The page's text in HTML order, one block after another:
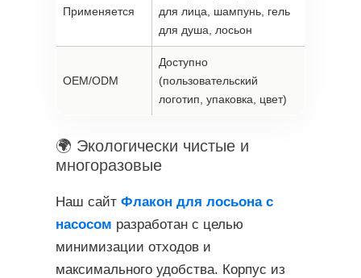
Применяется
для лица, шампунь, гель
для душа, лосьон
OEM/ODM
Доступно
(пользовательский
логотип, упаковка, цвет)
🌍 Экологически чистые и
многоразовые
Наш сайт Флакон для лосьона с
насосом разработан с целью
минимизации отходов и
максимального удобства. Корпус из